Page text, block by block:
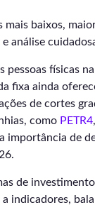
baixos,
análise
pessoas físicas
fixa ainda
de cortes
como PETR4
importância de
de
indicadores,